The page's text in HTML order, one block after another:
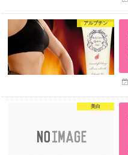
アルブチン
美白